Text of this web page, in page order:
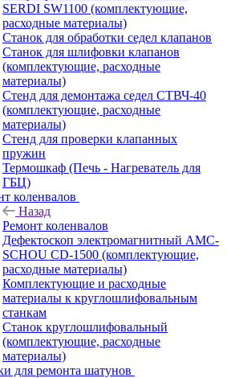
SERDI SW1100 (комплектующие,
расходные материалы)
Станок для обработки седел клапанов
Станок для шлифовки клапанов
(комплектующие, расходные
материалы)
Стенд для демонтажа седел СТВЧ-40
(комплектующие, расходные
материалы)
Стенд для проверки клапанных
пружин
Термошкаф (Печь - Нагреватель для
ГБЦ)
коленвалов
Назад
Ремонт коленвалов
Дефектоскоп электромагнитный AMC-
SCHOU CD-1500 (комплектующие,
расходные материалы)
Комплектующие и расходные
материалы к круглошлифовальным
станкам
Станок круглошлифовальный
(комплектующие, расходные
материалы)
для ремонта шатунов